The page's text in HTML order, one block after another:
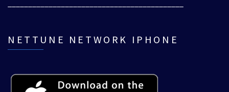
NETTUNE NETWORK IPHONE